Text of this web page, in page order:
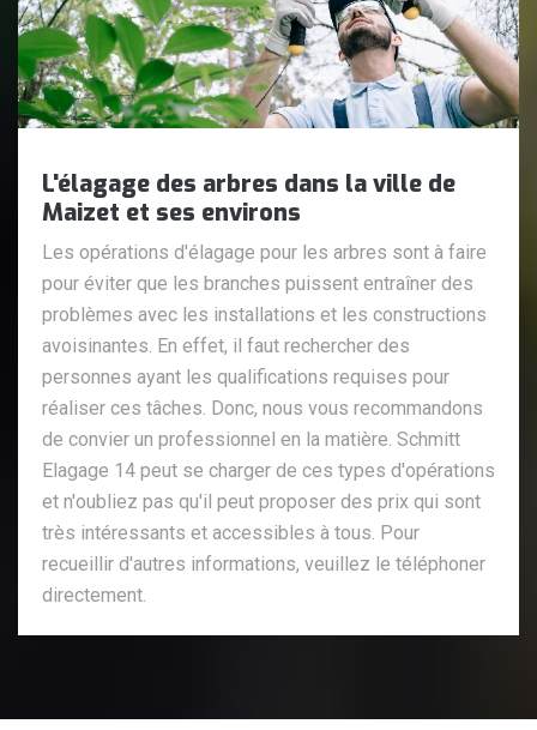
L'élagage des arbres dans la ville de
Maizet et ses environs
Les opérations d'élagage pour les arbres sont à faire
pour éviter que les branches puissent entraîner des
problèmes avec les installations et les constructions
avoisinantes. En effet, il faut rechercher des
personnes ayant les qualifications requises pour
réaliser ces tâches. Donc, nous vous recommandons
de convier un professionnel en la matière. Schmitt
Elagage 14 peut se charger de ces types d'opérations
et n'oubliez pas qu'il peut proposer des prix qui sont
très intéressants et accessibles à tous. Pour
recueillir d'autres informations, veuillez le téléphoner
directement.